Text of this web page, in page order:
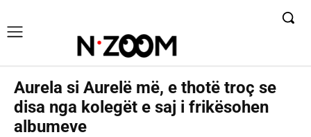
Aurela si Aurelë më, e thotë troç se
disa nga kolegët e saj i frikësohen
albumeve